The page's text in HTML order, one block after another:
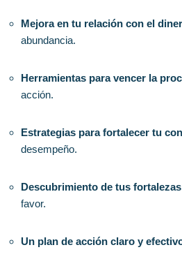
Mejora en tu relación con el
abundancia.
Herramientas para vencer la
acción.
Estrategias para fortalecer tu
desempeño.
Descubrimiento de tus fortalezas
favor.
Un plan de acción claro y